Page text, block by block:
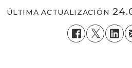
ÚLTIMA ACTUALIZACIÓN